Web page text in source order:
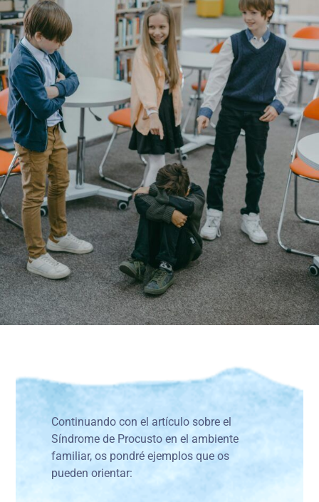
Continuando con el artículo sobre el
Síndrome de Procusto en el ambiente
familiar, os pondré ejemplos que os
pueden orientar: